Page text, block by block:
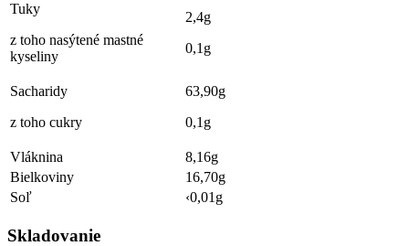
Tuky
z toho nasýtené mastné
kyseliny
2,4g
0,1g
Sacharidy
z toho cukry
63,90g
0,1g
Vláknina
8,16g
Bielkoviny
16,70g
Soľ
‹0,01g
Skladovanie